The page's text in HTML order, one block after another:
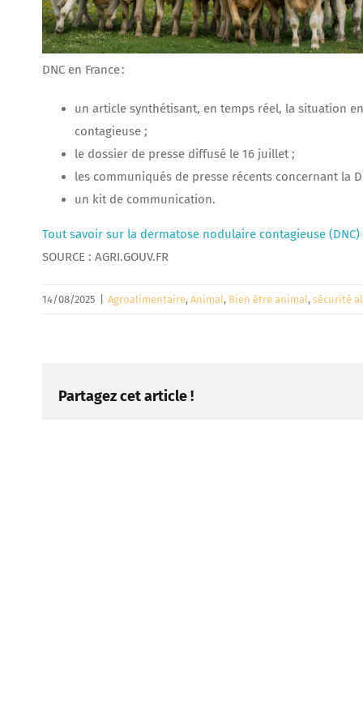
DNC en France :
un article synthétisant, en temps réel, la situation
contagieuse ;
le dossier de presse diffusé le 16 juillet ;
les communiqués de presse récents concernant la
un kit de communication.
Tout savoir sur la dermatose nodulaire contagieuse (DNC) –
SOURCE : AGRI.GOUV.FR
14/08/2025 Agroalimentaire, Animal, Bien être animal, sécurité
Partagez cet article !